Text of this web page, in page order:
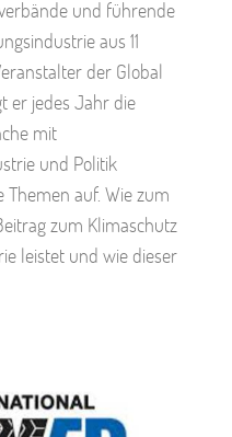
und führende
aus 11
der Global
er jedes Jahr die
mit
und Politik
auf. Wie zum
zum Klimaschutz
leistet und wie dieser